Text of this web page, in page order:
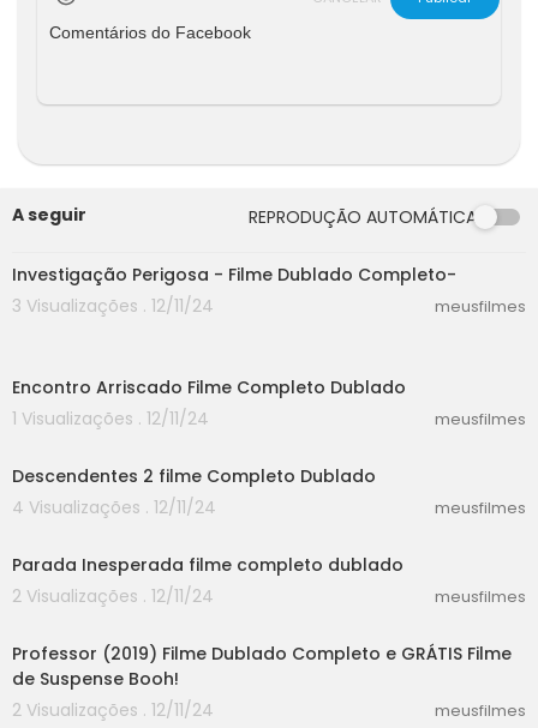
ago do Oriente, Igreja de Deus Todo-Poderoso
foi criada por causa da aparição e da obra de
conquistados e salvos por Suas palavras. Foi tot
eroso e é liderada por Ele, como seu Pastor. Ela
definitivamente não foi criada por uma pessoa.
has de Deus ouvem a voz de Deus. À medida e
m que for lendo as palavras de Deus Todo-Pod
s://pt.kingdomsalvation.org/<br />Igreja de Deu
s Todo-Poderoso: https://pt.godfootsteps.org/<
br />Fique à vontade para baixar o aplicativo d
Play: https://play.google.com/store/apps/de...<
br />App Store: https://itunes.apple.com/pt/ap
p/the-c...<br /><br />Linhas Diretas do Evangelh
ngdomsalvation.org<br /><br />Instrução espec
ial: este vídeo foi produzido pela Igreja de Deus
ivos. Os atores que aparecem nesta produção
atuaram sem recebimento de cachê e não tive
ram qualquer remuneração pelo seu trabalho.
Este vídeo não pode ser distribuído com fins luc
Comentários do Facebook
A seguir REPRODUÇÃO AUTOMÁTICA
40:15
Investigação Perigosa - Filme Dublado Completo-
3 Visualizações . 12/11/24
meusfilmes
Encontro Arriscado Filme Completo Dublado
1 Visualizações . 12/11/24
meusfilmes
Descendentes 2 filme Completo Dublado
4 Visualizações . 12/11/24
meusfilmes
Parada Inesperada filme completo dublado
2 Visualizações . 12/11/24
meusfilmes
Professor (2019) Filme Dublado Completo e GRÁTIS Filme
de Suspense Booh!
2 Visualizações . 12/11/24
meusfilmes